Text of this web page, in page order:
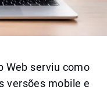
Web serviu como
versões mobile e